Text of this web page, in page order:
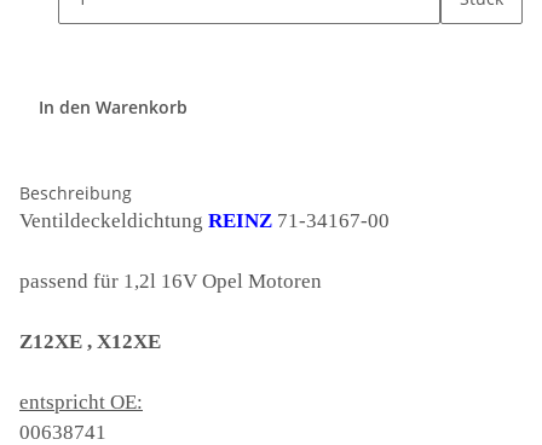
In den Warenkorb
Beschreibung
Ventildeckeldichtung REINZ 71-34167-00
passend für 1,2l 16V Opel Motoren
Z12XE , X12XE
entspricht OE:
00638741